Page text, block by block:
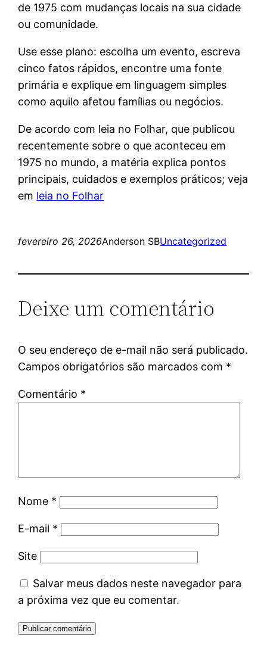
de 1975 com mudanças locais na sua cidade
ou comunidade.
Use esse plano: escolha um evento, escreva
cinco fatos rápidos, encontre uma fonte
primária e explique em linguagem simples
como aquilo afetou famílias ou negócios.
De acordo com leia no Folhar, que publicou
recentemente sobre o que aconteceu em
1975 no mundo, a matéria explica pontos
principais, cuidados e exemplos práticos; veja
em leia no Folhar
fevereiro 26, 2026Anderson SBUncategorized
Deixe um comentário
O seu endereço de e-mail não será publicado.
Campos obrigatórios são marcados com *
Comentário *
Nome *
E-mail *
Site
Salvar meus dados neste navegador para
a próxima vez que eu comentar.